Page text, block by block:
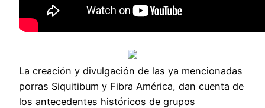
La creación y divulgación de las ya mencionadas
porras Siquitibum y Fibra América, dan cuenta de
los antecedentes históricos de grupos